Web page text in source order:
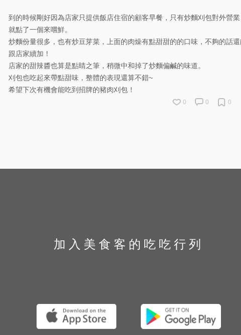
到的時候剛好因為店家只提供飯店住宿的顧客早餐，只有炒麵刈包對外營
就點了一個來嚐鮮。
炒麵份量很多，也有炒豆芽菜，上面的肉燥有點甜甜的的口味，不夠的話
跟店家續加！
店家的甜辣醬也算是點睛之筆，稍微中和掉了炒麵偏鹹的味道。
刈包也吃起來帶點甜味，整體的表現還算不錯~
希望下次有機會能吃到招牌的豬肉刈包！
0 0 0
加入美食客的吃吃行列